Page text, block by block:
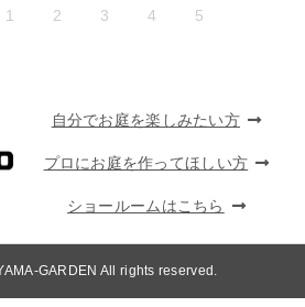
1 2 3 4 5
自分でお庭を楽しみたい方
プロにお庭を作ってほしい方
ショールームはこちら
GARDEN All rights reserved.